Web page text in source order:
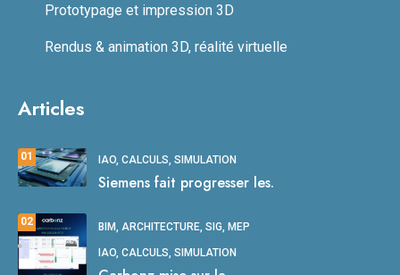
Prototypage et impression 3D
Rendus & animation 3D, réalité virtuelle
Articles
01 IAO, CALCULS, SIMULATION
Siemens fait progresser les.
02 BIM, ARCHITECTURE, SIG, MEP
IAO, CALCULS, SIMULATION